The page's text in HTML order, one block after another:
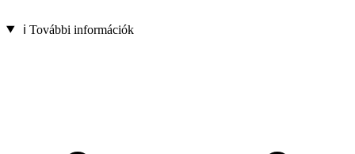
ℹ️ További információk